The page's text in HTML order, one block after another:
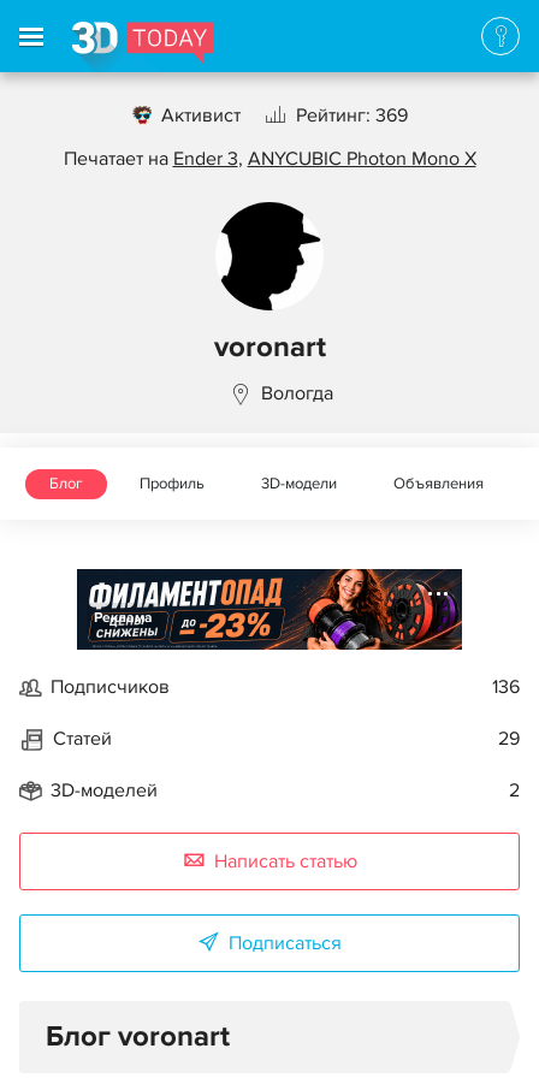
Активист
Рейтинг: 369
Печатает на Ender 3, ANYCUBIC Photon Mono X
voronart
Вологда
Блог Профиль 3D-модели Объявления
Реклама
Подписчиков 136
Статей 29
3D-моделей 2
Написать статью
Подписаться
Блог voronart